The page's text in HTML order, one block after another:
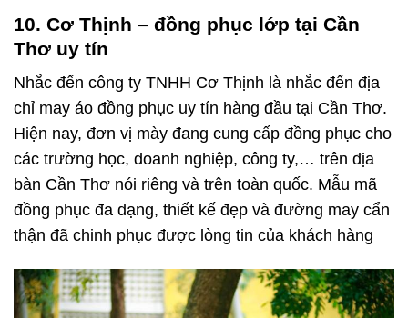
10. Cơ Thịnh – đồng phục lớp tại Cần
Thơ uy tín
Nhắc đến công ty TNHH Cơ Thịnh là nhắc đến địa
chỉ may áo đồng phục uy tín hàng đầu tại Cần Thơ.
Hiện nay, đơn vị mày đang cung cấp đồng phục cho
các trường học, doanh nghiệp, công ty,… trên địa
bàn Cần Thơ nói riêng và trên toàn quốc. Mẫu mã
đồng phục đa dạng, thiết kế đẹp và đường may cẩn
thận đã chinh phục được lòng tin của khách hàng